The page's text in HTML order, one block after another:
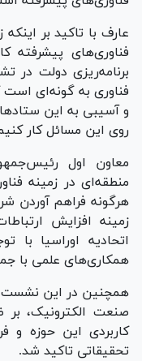
عارف با تاکید بر
فناوری‌های پیشرفته
برنامه‌ریزی دولت در
فناوری به گونه‌ای است
و آسیبی به این
روی این مسائل کار
معاون اول
منطقه‌ای در زمینه
هرگونه فراهم آوردن
زمینه افزایش
اتحادیه اوراسیا با
همکاری‌های علمی با
همچنین در این نشست
صنعت الکترونیک، بر
کاربردی این حوزه و
تحقیقاتی تاکید شد.